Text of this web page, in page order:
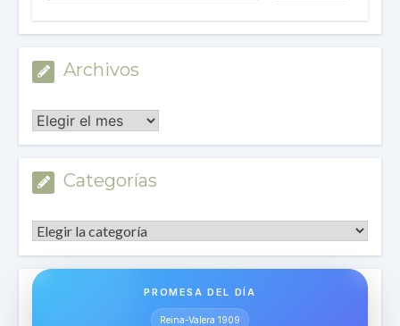
Archivos
Archivos
Categorías
Categorías
PROMESA DEL DÍA
Reina-Valera 1909